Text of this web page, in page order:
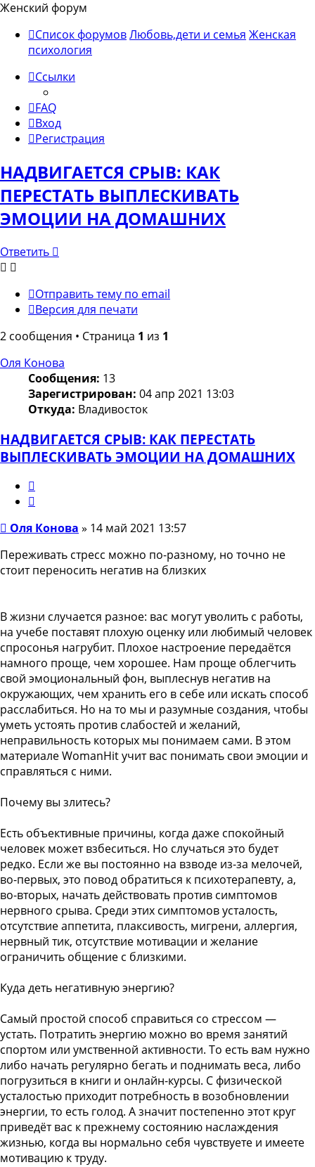
Женский форум
Список форумовЛюбовь,дети и семья Женская
психология
Ссылки
FAQ
Вход
Регистрация
НАДВИГАЕТСЯ СРЫВ: КАК
ПЕРЕСТАТЬ ВЫПЛЕСКИВАТЬ
ЭМОЦИИ НА ДОМАШНИХ
Ответить
Отправить тему по email
Версия для печати
2 сообщения • Страница 1 из 1
Оля Конова
Сообщения: 13
Зарегистрирован: 04 апр 2021 13:03
Откуда: Владивосток
НАДВИГАЕТСЯ СРЫВ: КАК ПЕРЕСТАТЬ
ВЫПЛЕСКИВАТЬ ЭМОЦИИ НА ДОМАШНИХ
Сообщение
Оля Конова » 14 май 2021 13:57
Переживать стресс можно по-разному, но точно не
стоит переносить негатив на близких
В жизни случается разное: вас могут уволить с работы,
на учебе поставят плохую оценку или любимый человек
спросонья нагрубит. Плохое настроение передаётся
намного проще, чем хорошее. Нам проще облегчить
свой эмоциональный фон, выплеснув негатив на
окружающих, чем хранить его в себе или искать способ
расслабиться. Но на то мы и разумные создания, чтобы
уметь устоять против слабостей и желаний,
неправильность которых мы понимаем сами. В этом
материале WomanHit учит вас понимать свои эмоции и
справляться с ними.
Почему вы злитесь?
Есть объективные причины, когда даже спокойный
человек может взбеситься. Но случаться это будет
редко. Если же вы постоянно на взводе из-за мелочей,
во-первых, это повод обратиться к психотерапевту, а,
во-вторых, начать действовать против симптомов
нервного срыва. Среди этих симптомов усталость,
отсутствие аппетита, плаксивость, мигрени, аллергия,
нервный тик, отсутствие мотивации и желание
ограничить общение с близкими.
Куда деть негативную энергию?
Самый простой способ справиться со стрессом —
устать. Потратить энергию можно во время занятий
спортом или умственной активности. То есть вам нужно
либо начать регулярно бегать и поднимать веса, либо
погрузиться в книги и онлайн-курсы. С физической
усталостью приходит потребность в возобновлении
энергии, то есть голод. А значит постепенно этот круг
приведёт вас к прежнему состоянию наслаждения
жизнью, когда вы нормально себя чувствуете и имеете
мотивацию к труду.